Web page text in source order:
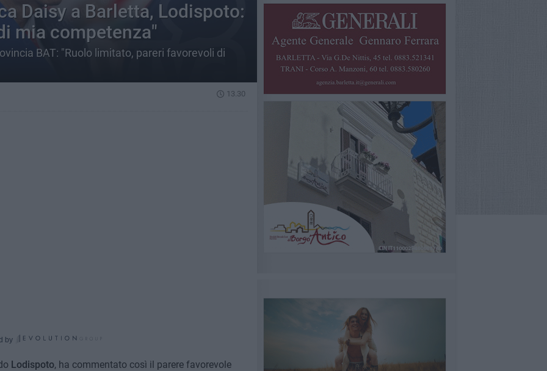
Daisy a Barletta, Lodispoto:
mia competenza"
BAT: "Ruolo limitato, pareri favorevoli di
13.30
by
Lodispoto, ha commentato così il parere favorevole